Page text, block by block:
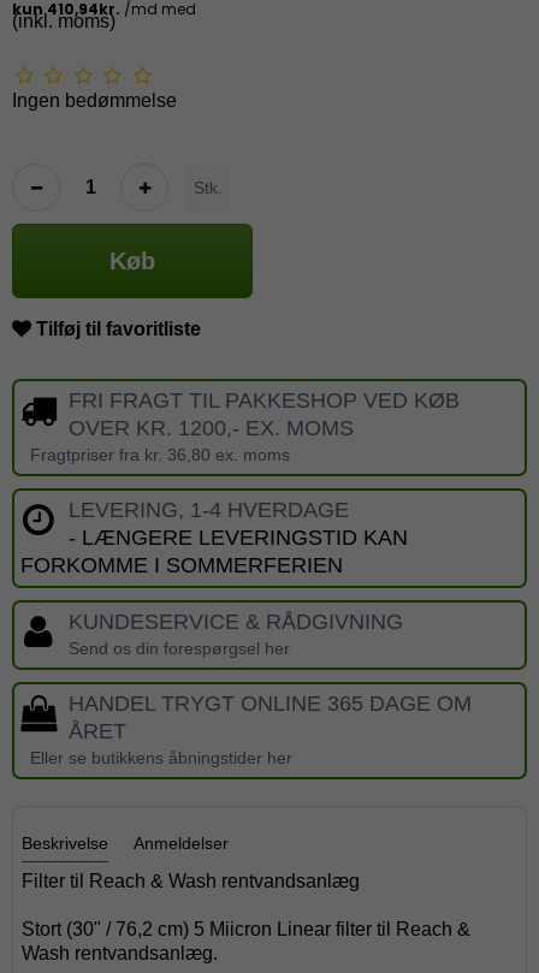
(inkl. moms)
Ingen bedømmelse
Stk.
Køb
Tilføj til favoritliste
FRI FRAGT TIL PAKKESHOP VED KØB
OVER KR. 1200,- EX. MOMS
Fragtpriser fra kr. 36,80 ex. moms
LEVERING, 1-4 HVERDAGE
- LÆNGERE LEVERINGSTID KAN
FORKOMME I SOMMERFERIEN
KUNDESERVICE & RÅDGIVNING
Send os din forespørgsel her
HANDEL TRYGT ONLINE 365 DAGE OM
ÅRET
Eller se butikkens åbningstider her
Beskrivelse Anmeldelser
Filter til Reach & Wash rentvandsanlæg
Stort (30" / 76,2 cm) 5 Miicron Linear filter til Reach &
Wash rentvandsanlæg.